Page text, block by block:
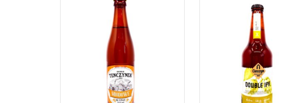
DOWIEDZ SIĘ WIĘCEJ DOWIEDZ SIĘ WIĘCEJ